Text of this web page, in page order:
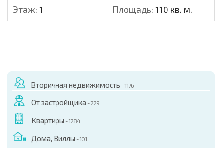
Этаж: 1 Площадь: 110 кв. м.
Вторичная недвижимость - 1176
От застройщика - 229
Квартиры - 1284
Дома, Виллы - 101